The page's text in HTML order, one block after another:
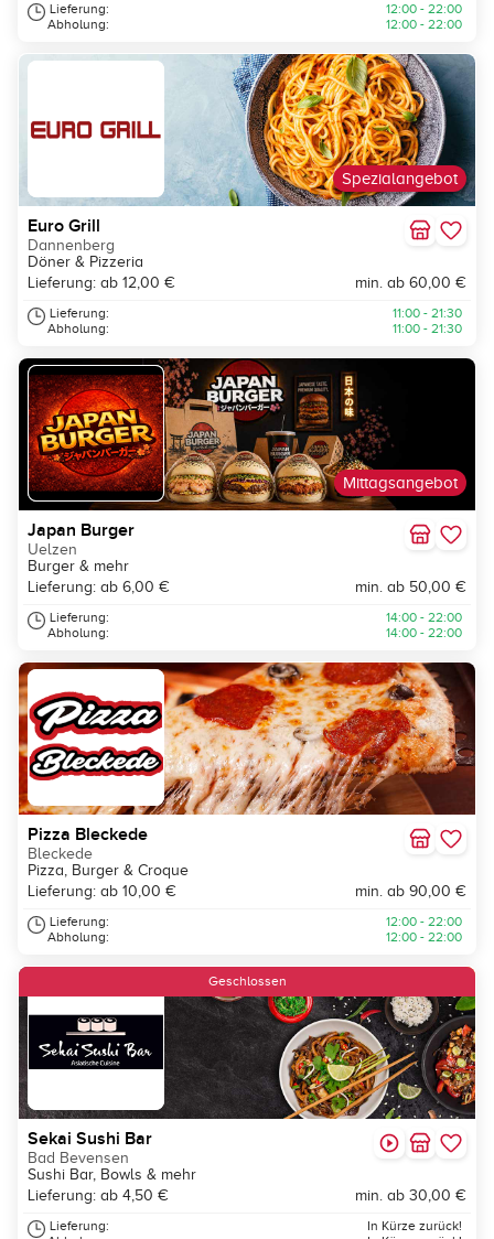
Lieferung:
Abholung:
12:00 - 22:00
12:00 - 22:00
Spezialangebot
Euro Grill
Dannenberg
Döner & Pizzeria
Lieferung: ab 12,00 €
min. ab 60,00 €
Lieferung:
Abholung:
11:00 - 21:30
11:00 - 21:30
Mittagsangebot
Japan Burger
Uelzen
Burger & mehr
Lieferung: ab 6,00 €
min. ab 50,00 €
Lieferung:
Abholung:
14:00 - 22:00
14:00 - 22:00
Pizza Bleckede
Bleckede
Pizza, Burger & Croque
Lieferung: ab 10,00 €
min. ab 90,00 €
Lieferung:
Abholung:
12:00 - 22:00
12:00 - 22:00
Geschlossen
Sekai Sushi Bar
Bad Bevensen
Sushi Bar, Bowls & mehr
Lieferung: ab 4,50 €
min. ab 30,00 €
Lieferung:
In Kürze zurück!